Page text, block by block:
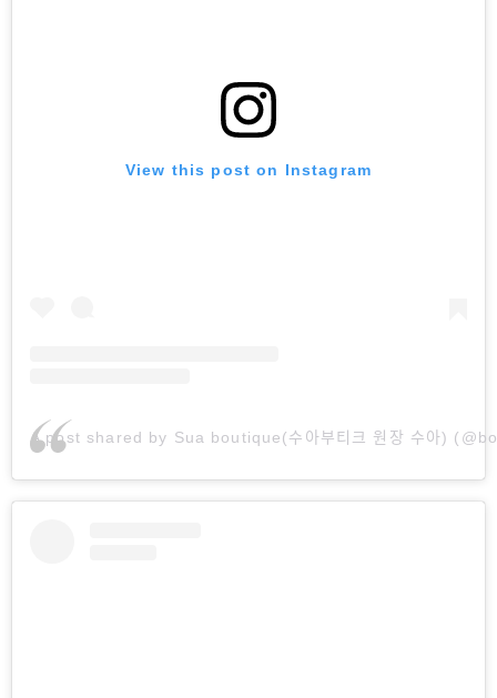
View this post on Instagram
A post shared by Sua boutique(수아부티크 원장 수아)